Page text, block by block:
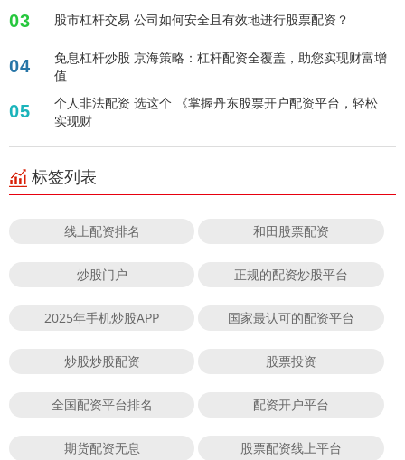
03 股市杠杆交易 公司如何安全且有效地进行股票配资？
04
免息杠杆炒股 京海策略：杠杆配资全覆盖，助您实现财富增
值
05
个人非法配资 选这个 《掌握丹东股票开户配资平台，轻松
实现财
标签列表
线上配资排名 和田股票配资
炒股门户 正规的配资炒股平台
2025年手机炒股APP 国家最认可的配资平台
炒股炒股配资 股票投资
全国配资平台排名 配资开户平台
期货配资无息 股票配资线上平台